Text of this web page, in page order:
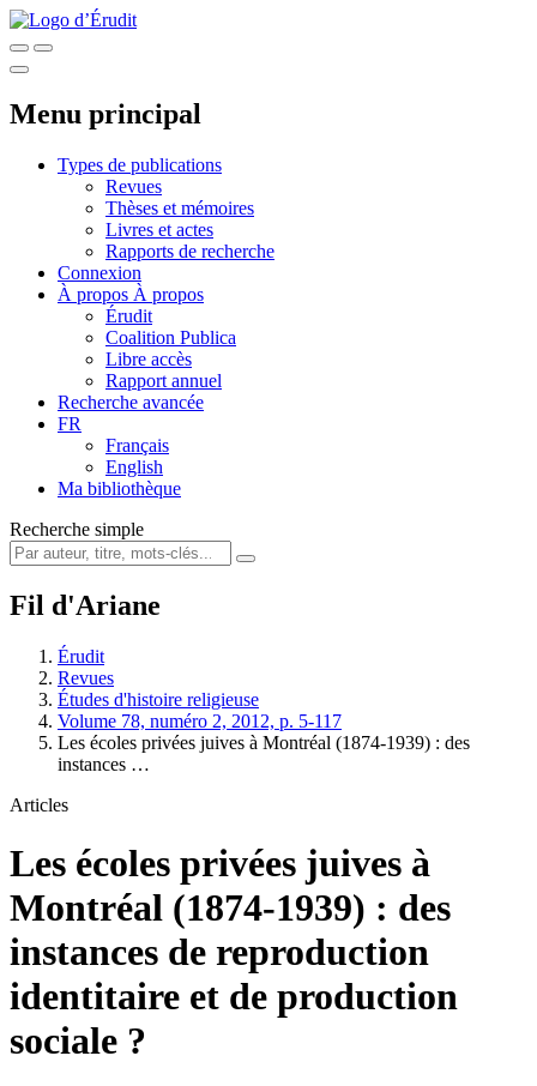
Menu principal
Types de publications
Revues
Thèses et mémoires
Livres et actes
Rapports de recherche
Connexion
À propos À propos
Érudit
Coalition Publica
Libre accès
Rapport annuel
Recherche avancée
FR
Français
English
Ma bibliothèque
Recherche simple
Fil d'Ariane
Érudit
Revues
Études d'histoire religieuse
Volume 78, numéro 2, 2012, p. 5-117
Les écoles privées juives à Montréal (1874-1939) : des
instances …
Articles
Les écoles privées juives à
Montréal (1874-1939) : des
instances de reproduction
identitaire et de production
sociale ?